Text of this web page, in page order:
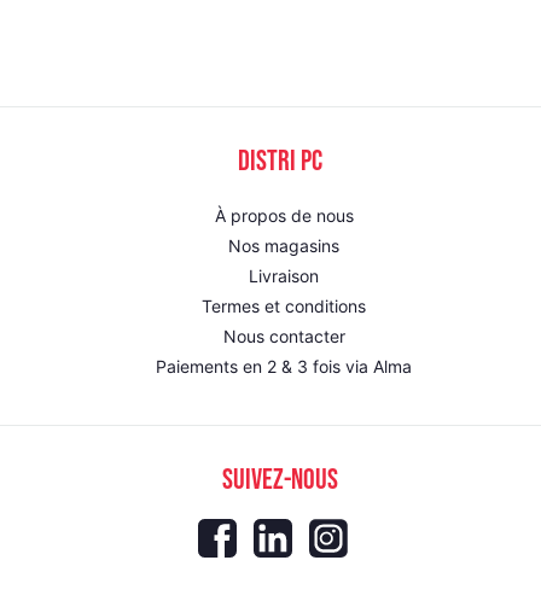
DISTRI PC
À propos de nous
Nos magasins
Livraison
Termes et conditions
Nous contacter
Paiements en 2 & 3 fois via Alma
SUIVEZ-NOUS